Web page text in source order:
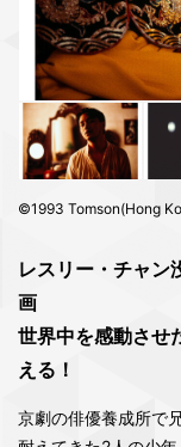
©1993 Tomson(Hong
レスリー・チャ
画
世界中を感動させ
える！
京劇の俳優養成所で